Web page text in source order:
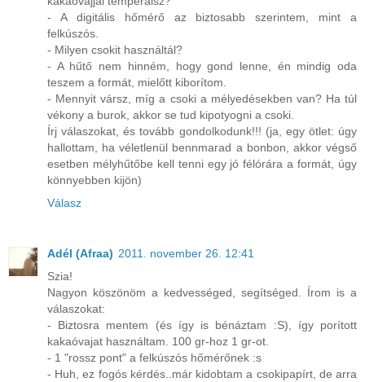
- A digitális hőmérő az biztosabb szerintem, mint a
felkúszós.
- Milyen csokit használtál?
- A hűtő nem hinném, hogy gond lenne, én mindig oda
teszem a formát, mielőtt kiborítom.
- Mennyit vársz, míg a csoki a mélyedésekben van? Ha túl
vékony a burok, akkor se tud kipotyogni a csoki.
Írj válaszokat, és tovább gondolkodunk!!! (ja, egy ötlet: úgy
hallottam, ha véletlenül bennmarad a bonbon, akkor végső
esetben mélyhűtőbe kell tenni egy jó félórára a formát, úgy
könnyebben kijön)
Válasz
Adél (Afraa) 2011. november 26. 12:41
Szia!
Nagyon köszönöm a kedvességed, segítséged. Írom is a
válaszokat:
- Biztosra mentem (és így is bénáztam :S), így porított
kakaóvajat használtam. 100 gr-hoz 1 gr-ot.
- 1 "rossz pont" a felkúszós hőmérőnek :s
- Huh, ez fogós kérdés..már kidobtam a csokipapírt, de arra